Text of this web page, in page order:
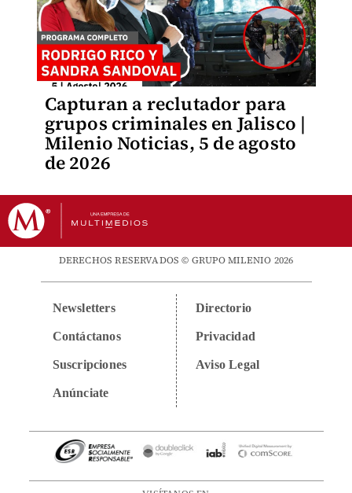
Capturan a reclutador para
grupos criminales en Jalisco |
Milenio Noticias, 5 de agosto
de 2026
DERECHOS RESERVADOS © GRUPO MILENIO 2026
Newsletters
Contáctanos
Suscripciones
Anúnciate
Directorio
Privacidad
Aviso Legal